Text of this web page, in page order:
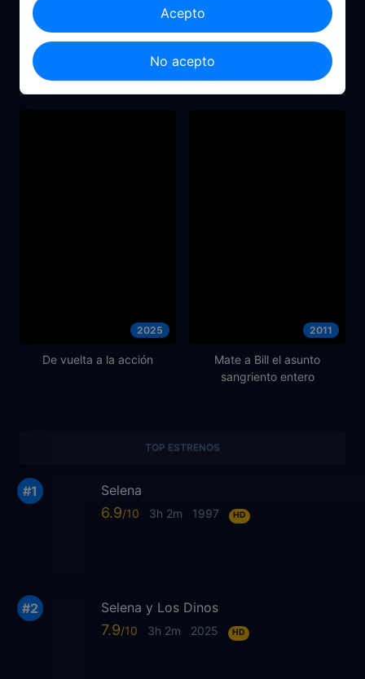
2003
American Pie 3: La Boda
2022
2025
De vuelta a la acción
2011
Mate a Bill el asunto
sangriento entero
TOP ESTRENOS
Selena
6.9 3h 2m 1997 HD
Selena y Los Dinos
7.9 3h 2m 2025 HD
Acepto
No acepto